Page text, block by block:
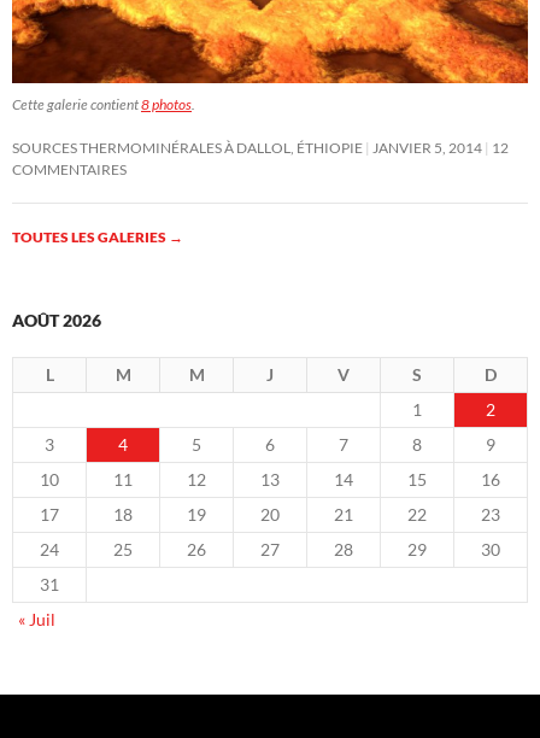
Cette galerie contient8 photos.
SOURCES THERMOMINÉRALES À DALLOL, ÉTHIOPIE JANVIER 5, 2014 12
COMMENTAIRES
TOUTES LES GALERIES →
AOÛT 2026
L M M J V S
D
1
2
3
4 5 6 7 8
9
10
11 12 13 14 15
16
17
18 19 20 21 22
23
24
25 26 27 28 29
30
31
« Juil